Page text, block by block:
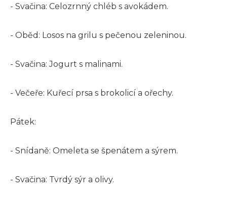
- Svačina: Celozrnný chléb s avokádem.
- Oběd: Losos na grilu s pečenou zeleninou.
- Svačina: Jogurt s malinami.
- Večeře: Kuřecí prsa s brokolicí a ořechy.
Pátek:
- Snídaně: Omeleta se špenátem a sýrem.
- Svačina: Tvrdý sýr a olivy.